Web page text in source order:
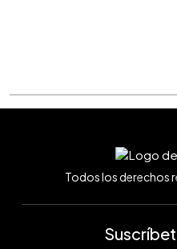
Todos los derechos